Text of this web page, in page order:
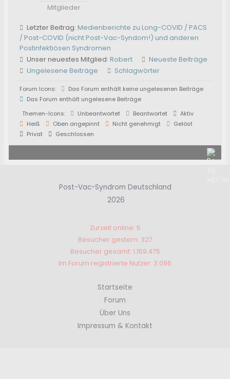
Mitglieder
Letzter Beitrag: Medienberichte zu Long-COVID / PACS
/ Post-COVID (nicht Post-Vac-Syndom!) und anderen
Postinfektiösen Syndromen
Unser neuestes Mitglied: Robert
Neueste Beiträge
Ungelesene Beiträge
Schlagwörter
Forum Icons:
Das Forum enthält keine ungelesenen Beiträge
Das Forum enthält ungelesene Beiträge
Themen-Icons:
Unbeantwortet Beantwortet
Aktiv
Heiß
Oben angepinnt Nicht genehmigt
Gelöst
Privat
Geschlossen
Post-Vac-Syndrom Deutschland
2026
Zurzeit online: 5
Besucher gestern: 327
Besucher gesamt: 1.159.475
Im Forum registrierte Nutzer: 3.096
Startseite
Forum
Über Uns
Impressum & Kontakt